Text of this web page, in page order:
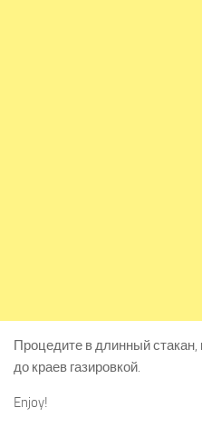
Процедите в длинный
до краев газировкой.
Enjoy!